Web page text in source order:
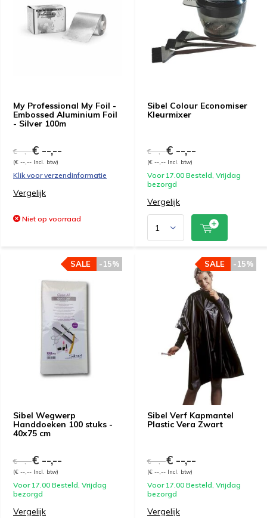
My Professional My Foil -
Embossed Aluminium Foil
- Silver 100m
€ --,--€ --,--
(€ --,-- Incl. btw)
Klik voor verzendinformatie
Vergelijk
Niet op voorraad
Sibel Colour Economiser
Kleurmixer
€ --,--€ --,--
(€ --,-- Incl. btw)
Voor 17.00 Besteld, Vrijdag
bezorgd
Vergelijk
Sibel Wegwerp
Handdoeken 100 stuks -
40x75 cm
-15%
SALE
€ --,--€ --,--
(€ --,-- Incl. btw)
Voor 17.00 Besteld, Vrijdag
bezorgd
Vergelijk
Sibel Verf Kapmantel
Plastic Vera Zwart
-15%
SALE
€ --,--€ --,--
(€ --,-- Incl. btw)
Voor 17.00 Besteld, Vrijdag
bezorgd
Vergelijk